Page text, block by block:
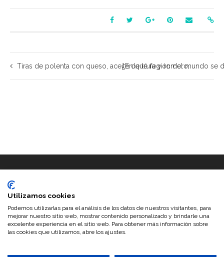
Tiras de polenta con queso, aceite de trufa y romero.
¿En qué región del mundo se
©2026 Trufas del Senorio · Configurado y personalizado por
Distribuidores de trufa-Trufa negra-Trufa de verano-Aceite de
Utilizamos cookies
Podemos utilizarlas para el análisis de los datos de nuestros visitantes, para
mejorar nuestro sitio web, mostrar contenido personalizado y brindarle una
excelente experiencia en el sitio web. Para obtener más información sobre
las cookies que utilizamos, abre los ajustes.